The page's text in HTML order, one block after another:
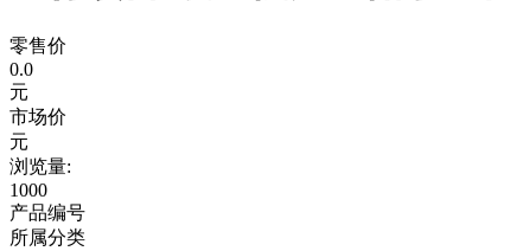
零售价
0.0
元
市场价
元
浏览量:
1000
产品编号
所属分类